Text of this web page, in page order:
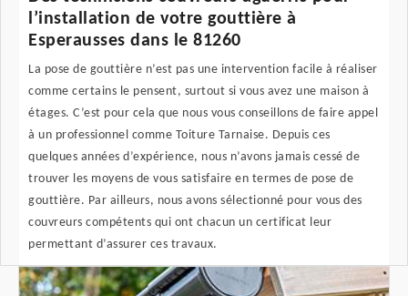
l’installation de votre gouttière à
Esperausses dans le 81260
La pose de gouttière n’est pas une intervention facile à réaliser
comme certains le pensent, surtout si vous avez une maison à
étages. C’est pour cela que nous vous conseillons de faire appel
à un professionnel comme Toiture Tarnaise. Depuis ces
quelques années d’expérience, nous n’avons jamais cessé de
trouver les moyens de vous satisfaire en termes de pose de
gouttière. Par ailleurs, nous avons sélectionné pour vous des
couvreurs compétents qui ont chacun un certificat leur
permettant d’assurer ces travaux.